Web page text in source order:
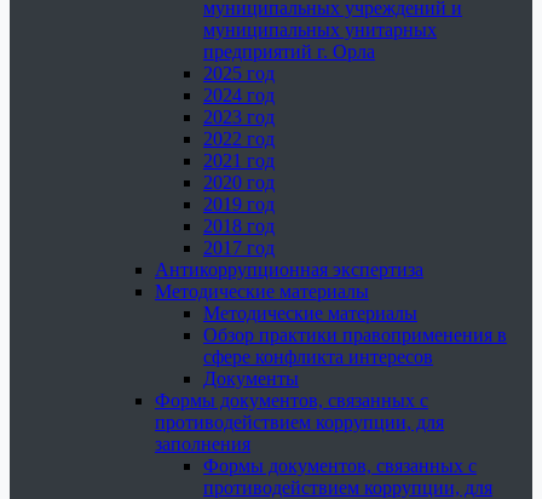
муниципальных учреждений и
муниципальных унитарных
предприятий г. Орла
2025 год
2024 год
2023 год
2022 год
2021 год
2020 год
2019 год
2018 год
2017 год
Антикоррупционная экспертиза
Методические материалы
Методические материалы
Обзор практики правоприменения в
сфере конфликта интересов
Документы
Формы документов, связанных с
противодействием коррупции, для
заполнения
Формы документов, связанных с
противодействием коррупции, для